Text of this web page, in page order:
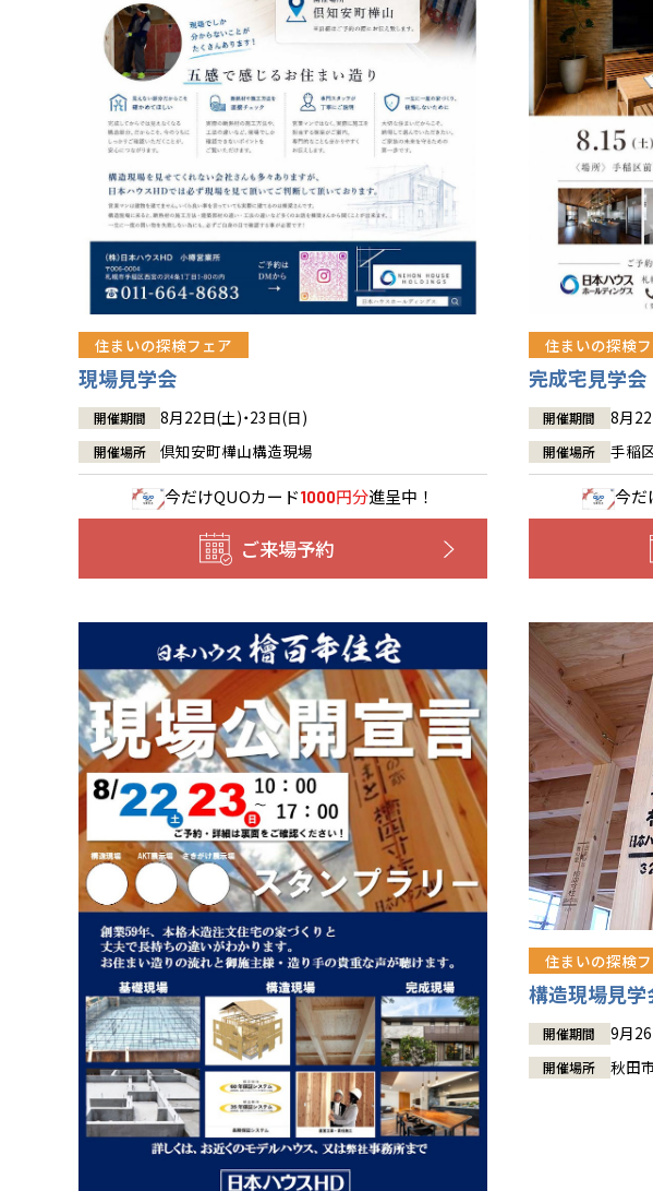
住まいの探検フェア
現場見学会
開催期間 8月22日(土)・23日(日)
開催場所 倶知安町樺山構造現場
今だけQUOカード1000円分進呈中！
ご来場予約
住まいの探検
完成宅見学会
開催期間 8月
開催場所 手稲
今だ
住まいの探検
構造現場見学
開催期間 9月
開催場所 秋田